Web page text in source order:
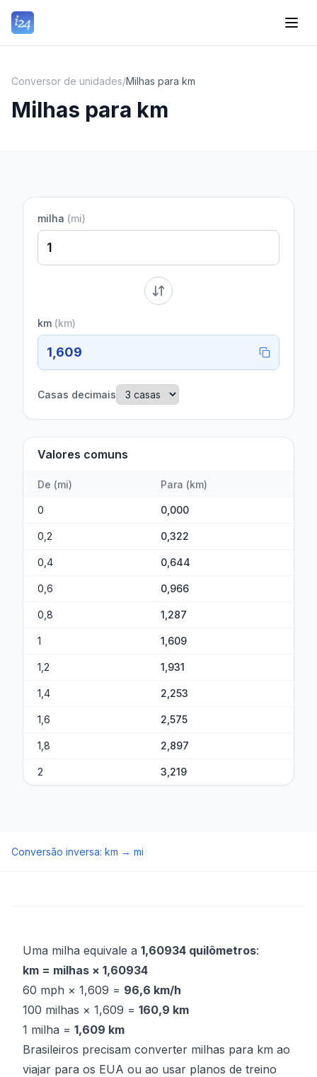
Conversor de unidades/Milhas para km
Milhas para km
milha (mi)
km (km)
1,609
Casas decimais
Valores comuns
De (mi) Para (km)
0 0,000
0,2 0,322
0,4 0,644
0,6 0,966
0,8 1,287
1 1,609
1,2 1,931
1,4 2,253
1,6 2,575
1,8 2,897
2 3,219
Conversão inversa: km → mi
Uma milha equivale a 1,60934 quilômetros:
km = milhas × 1,60934
60 mph × 1,609 = 96,6 km/h
100 milhas × 1,609 = 160,9 km
1 milha = 1,609 km
Brasileiros precisam converter milhas para km ao
viajar para os EUA ou ao usar planos de treino